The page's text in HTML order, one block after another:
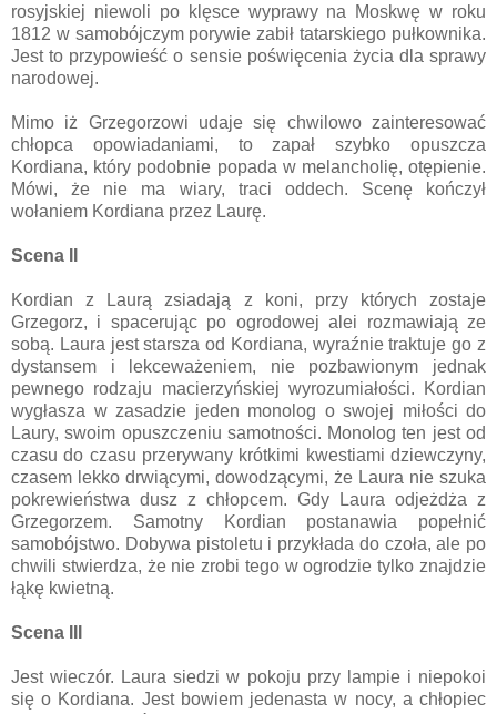
rosyjskiej niewoli po klęsce wyprawy na Moskwę w roku
1812 w samobójczym porywie zabił tatarskiego pułkownika.
Jest to przypowieść o sensie poświęcenia życia dla sprawy
narodowej.
Mimo iż Grzegorzowi udaje się chwilowo zainteresować
chłopca opowiadaniami, to zapał szybko opuszcza
Kordiana, który podobnie popada w melancholię, otępienie.
Mówi, że nie ma wiary, traci oddech. Scenę kończył
wołaniem Kordiana przez Laurę.
Scena II
Kordian z Laurą zsiadają z koni, przy których zostaje
Grzegorz, i spacerując po ogrodowej alei rozmawiają ze
sobą. Laura jest starsza od Kordiana, wyraźnie traktuje go z
dystansem i lekceważeniem, nie pozbawionym jednak
pewnego rodzaju macierzyńskiej wyrozumiałości. Kordian
wygłasza w zasadzie jeden monolog o swojej miłości do
Laury, swoim opuszczeniu samotności. Monolog ten jest od
czasu do czasu przerywany krótkimi kwestiami dziewczyny,
czasem lekko drwiącymi, dowodzącymi, że Laura nie szuka
pokrewieństwa dusz z chłopcem. Gdy Laura odjeżdża z
Grzegorzem. Samotny Kordian postanawia popełnić
samobójstwo. Dobywa pistoletu i przykłada do czoła, ale po
chwili stwierdza, że nie zrobi tego w ogrodzie tylko znajdzie
łąkę kwietną.
Scena III
Jest wieczór. Laura siedzi w pokoju przy lampie i niepokoi
się o Kordiana. Jest bowiem jedenasta w nocy, a chłopiec